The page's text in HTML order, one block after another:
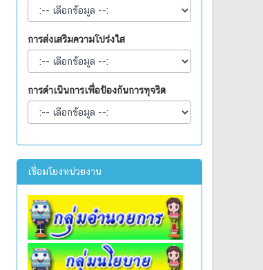
การส่งเสริมความโปร่งใส
การดำเนินการเพื่อป้องกันการทุจริต
เชื่อมโยงหน่วยงาน